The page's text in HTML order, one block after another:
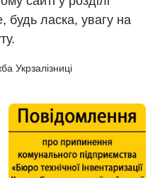
будь ласка, увагу на
Укрзалізниці